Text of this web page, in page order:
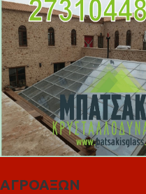
ΑΓΡΟΑΞΩΝ